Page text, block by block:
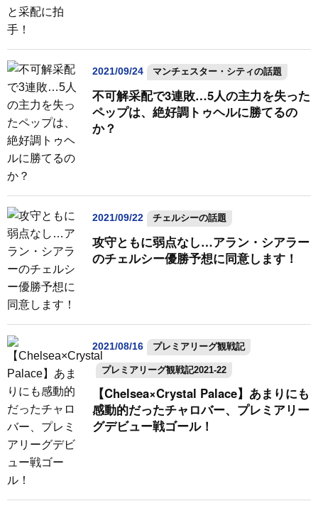
2021/09/24 マンチェスター・シティの話題
不可解采配で3連敗…5人の主力を失った
ペップは、絶好調トゥヘルに勝てるの
か？
2021/09/22 チェルシーの話題
攻守ともに弱点なし…アラン・シアラー
のチェルシー優勝予想に同意します！
2021/08/16 プレミアリーグ観戦記
プレミアリーグ観戦記2021-22
【Chelsea×Crystal Palace】あまりにも
感動的だったチャロバー、プレミアリー
グデビュー戦ゴール！